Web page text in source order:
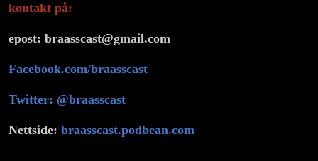
kontakt på:
epost: braasscast@gmail.com
Facebook.com/braasscast
Twitter: @braasscast
Nettside: braasscast.podbean.com